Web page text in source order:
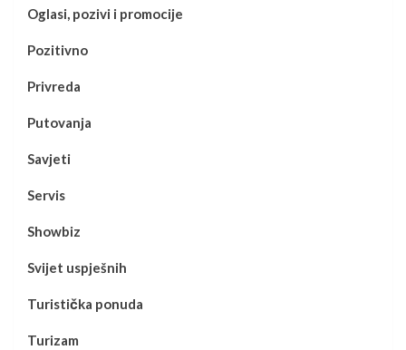
Oglasi, pozivi i promocije
Pozitivno
Privreda
Putovanja
Savjeti
Servis
Showbiz
Svijet uspješnih
Turistička ponuda
Turizam